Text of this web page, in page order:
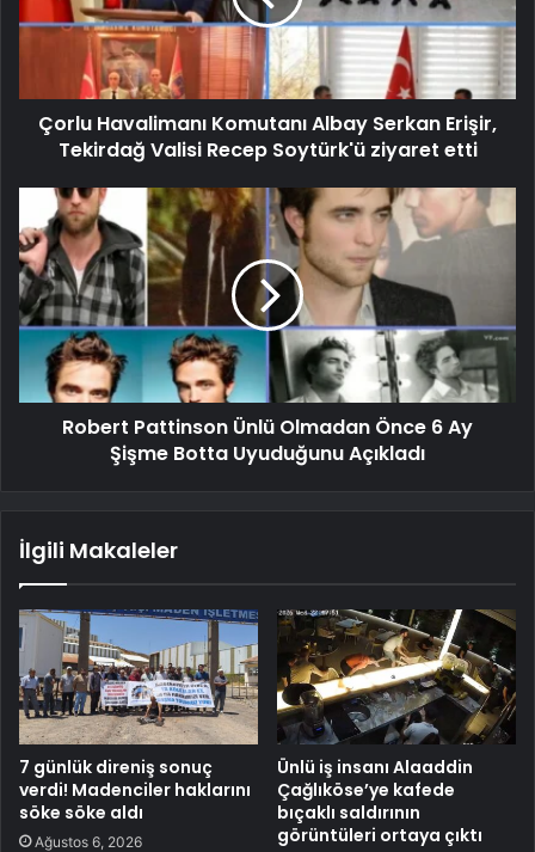
Çorlu Havalimanı Komutanı Albay Serkan Erişir,
Tekirdağ Valisi Recep Soytürk'ü ziyaret etti
Robert Pattinson Ünlü Olmadan Önce 6 Ay
Şişme Botta Uyuduğunu Açıkladı
İlgili Makaleler
7 günlük direniş sonuç
verdi! Madenciler haklarını
söke söke aldı
Ağustos 6, 2026
Ünlü iş insanı Alaaddin
Çağlıköse’ye kafede
bıçaklı saldırının
görüntüleri ortaya çıktı